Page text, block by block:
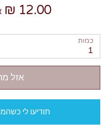
12.00 ₪
כמות
1
אזל
תודיעו לי